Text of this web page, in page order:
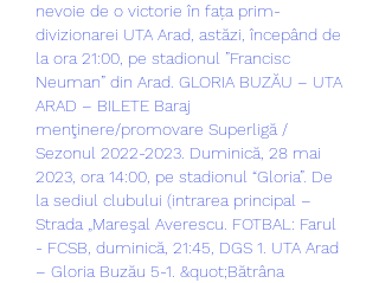
nevoie de o victorie în fața prim-
divizionarei UTA Arad, astăzi, începând de
la ora 21:00, pe stadionul ”Francisc
Neuman” din Arad. GLORIA BUZĂU – UTA
ARAD – BILETE Baraj
menţinere/promovare Superligă /
Sezonul 2022-2023. Duminică, 28 mai
2023, ora 14:00, pe stadionul “Gloria”. De
la sediul clubului (intrarea principal –
Strada „Mareşal Averescu. FOTBAL: Farul
- FCSB, duminică, 21:45, DGS 1. UTA Arad
– Gloria Buzău 5-1. &quot;Bătrâna